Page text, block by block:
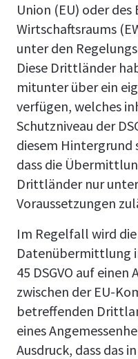
Union (EU) oder des
Wirtschaftsraums
unter den
Diese Drittländer
mitunter über ein
verfügen, welches
Schutzniveau der
diesem Hintergrund
dass die
Drittländer nur
Voraussetzungen
Im Regelfall wird
Datenübermittlung
45 DSGVO auf
zwischen der EU-
betreffenden
eines
Ausdruck, dass das